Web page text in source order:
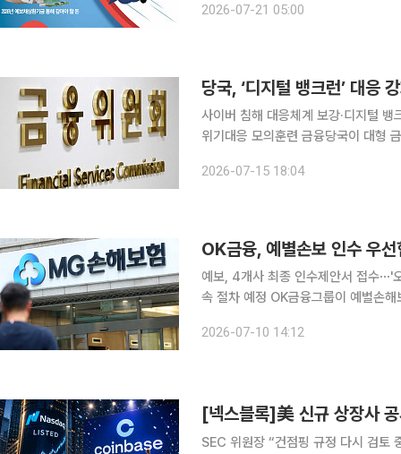
을 피해 재정을 우선 투입하자는 금융
2026-07-21 05:00
당국, ‘디지털 뱅크런’ 대응
사이버 침해 대응체계 보강·디지털 뱅
위기대응 모의훈련 금융당국이 대형 금융지주와 은행의 위기 대응체계에 사이버 침해와 디지털 뱅
2026-07-15 18:04
OK금융, 예별손보 인수 우
예보, 4개사 최종 인수제안서 접수⋯'
속 절차 예정 OK금융그룹이 예별손해보험 인수전에서 우선협상대상자로 선정됐다. 저축은행 중심
주목된다. 예금보험공사는 10
2026-07-10 14:12
SEC 위원장 “건점핑 규정 다시 검토